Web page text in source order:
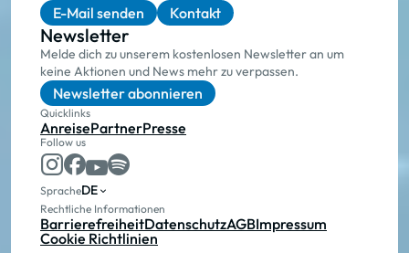
E-Mail senden Kontakt
Newsletter
Melde dich zu unserem kostenlosen Newsletter an um
keine Aktionen und News mehr zu verpassen.
Newsletter abonnieren
Quicklinks
AnreisePartnerPresse
Follow us
SpracheDE
Rechtliche Informationen
BarrierefreiheitDatenschutzAGBImpressum
Cookie Richtlinien